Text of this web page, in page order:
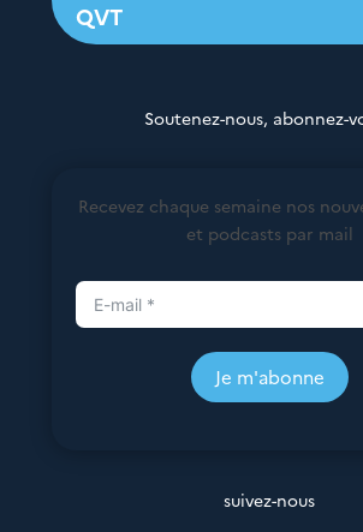
QVT
Soutenez-nous, abonnez-
Recevez chaque semaine nos
et podcasts par mail
Je m'abonne
suivez-nous